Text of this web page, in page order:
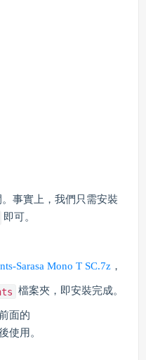
事實上，我們只需安裝
即可。
Sarasa Mono T SC.7z ，
檔案夾，即安裝完成。
面的
使用。